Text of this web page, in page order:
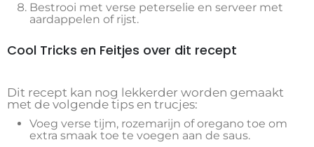
Bestrooi met verse peterselie en serveer met
aardappelen of rijst.
Cool Tricks en Feitjes over dit recept
Dit recept kan nog lekkerder worden gemaakt
met de volgende tips en trucjes:
Voeg verse tijm, rozemarijn of oregano toe om
extra smaak toe te voegen aan de saus.